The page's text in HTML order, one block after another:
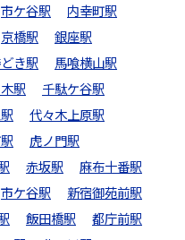
市ケ谷駅
内幸町駅
京橋駅
銀座駅
き駅
馬喰横山駅
駅
千駄ケ谷駅
代々木上原駅
虎ノ門駅
赤坂駅
麻布十番駅
市ケ谷駅
新宿御苑前駅
飯田橋駅
都庁前駅